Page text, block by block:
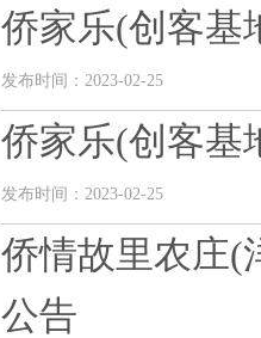
侨家乐(创客基
发布时间：2023-02-25
侨家乐(创客基
发布时间：2023-02-25
侨情故里农庄(
公告